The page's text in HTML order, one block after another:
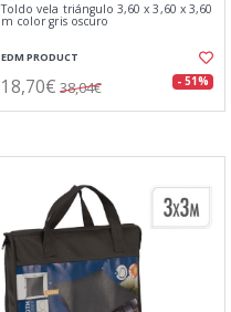
Toldo vela triángulo 3,60 x 3,60 x 3,60
m color gris oscuro
EDM PRODUCT
18,70€ 38,04€ - 51%